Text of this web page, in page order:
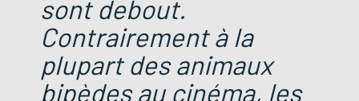
sont debout.
Contrairement à la
plupart des animaux
bipèdes au cinéma, les